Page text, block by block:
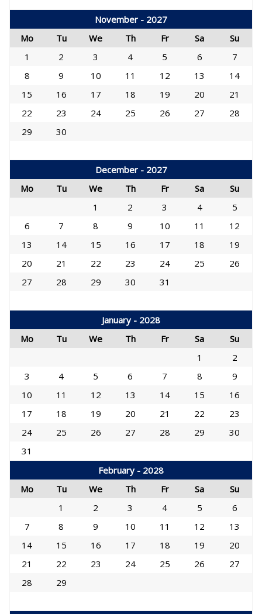
November - 2027
Mo
Tu We Th Fr Sa
Su
1
2 3 4 5 6
7
8
9 10 11 12 13
14
15
16 17 18 19 20
21
22
23 24 25 26 27
28
29
30
December - 2027
Mo
Tu We Th Fr Sa
Su
1
2 3 4
5
6
7 8 9 10 11
12
13
14 15 16 17 18
19
20
21 22 23 24 25
26
27
28 29 30 31
January - 2028
Mo
Tu We Th Fr Sa
Su
1
2
3
4 5 6 7 8
9
10
11 12 13 14 15
16
17
18 19 20 21 22
23
24
25 26 27 28 29
30
31
February - 2028
Mo
Tu We Th Fr Sa
Su
1
2 3 4 5
6
7
8 9 10 11 12
13
14
15 16 17 18 19
20
21
22 23 24 25 26
27
28
29